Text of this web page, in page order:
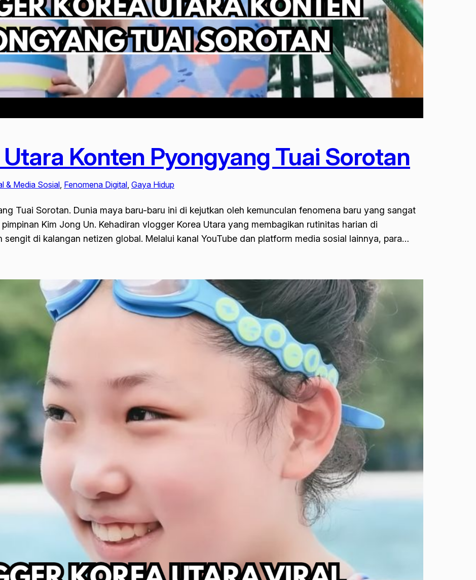
Konten Pyongyang Tuai Sorotan
& Media Sosial Fenomena Digital Gaya Hidup
Tuai Sorotan. Dunia maya baru-baru ini di kejutkan oleh kemunculan fenomena baru yang sangat
Kim Jong Un. Kehadiran vlogger Korea Utara yang membagikan rutinitas harian di
di kalangan netizen global. Melalui kanal YouTube dan platform media sosial lainnya, para…